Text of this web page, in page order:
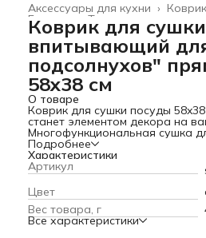
Аксессуары для кухни ›
Товары для дома
Главная
Коврик для
впитывающий
подсолнухов"
58x38 см
О товаре
Коврик для сушки посуды
станет элементом декора на
Многофункциональная сушка
резиновой и
водонепроницаемым и
хороший выбор для сушки
термостойкий, устойчив к
сушилку используют для
детских бутылочек, мокрых
можно использовать для
кухонный коврик под посуду
Подробнее
Характеристики
Артикул
Цвет
Вес товара, г
Все характеристики